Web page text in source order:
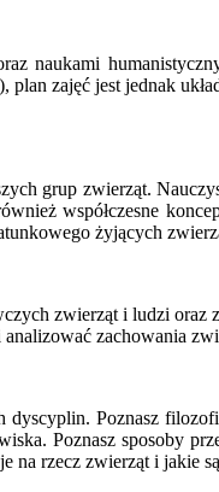
naukami
zajęć jest jednak
grup zwierząt.
współczesne
żyjących
zwierząt i ludzi
zachowania
Poznasz
Poznasz sposoby
na rzecz zwierząt i jakie